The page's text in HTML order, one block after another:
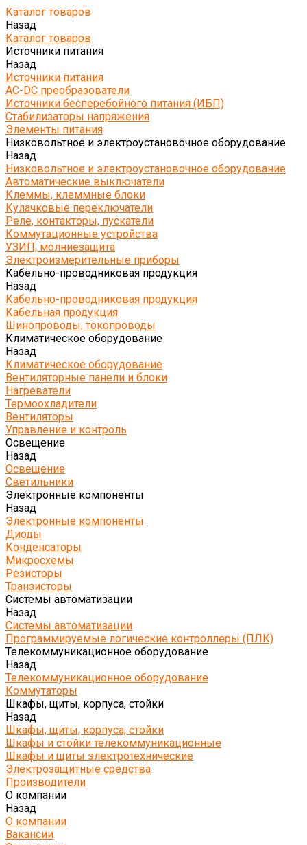
Каталог товаров
Назад
Каталог товаров
Источники питания
Назад
Источники питания
AC-DC преобразователи
Источники бесперебойного питания (ИБП)
Стабилизаторы напряжения
Элементы питания
Низковольтное и электроустановочное оборудование
Назад
Низковольтное и электроустановочное оборудование
Автоматические выключатели
Клеммы, клеммные блоки
Кулачковые переключатели
Реле, контакторы, пускатели
Коммутационные устройства
УЗИП, молниезащита
Электроизмерительные приборы
Кабельно-проводниковая продукция
Назад
Кабельно-проводниковая продукция
Кабельная продукция
Шинопроводы, токопроводы
Климатическое оборудование
Назад
Климатическое оборудование
Вентиляторные панели и блоки
Нагреватели
Термоохладители
Вентиляторы
Управление и контроль
Освещение
Назад
Освещение
Светильники
Электронные компоненты
Назад
Электронные компоненты
Диоды
Конденсаторы
Микросхемы
Резисторы
Транзисторы
Системы автоматизации
Назад
Системы автоматизации
Программируемые логические контроллеры (ПЛК)
Телекоммуникационное оборудование
Назад
Телекоммуникационное оборудование
Коммутаторы
Шкафы, щиты, корпуса, стойки
Назад
Шкафы, щиты, корпуса, стойки
Шкафы и стойки телекоммуникационные
Шкафы и щиты электротехнические
Электрозащитные средства
Производители
О компании
Назад
О компании
Вакансии